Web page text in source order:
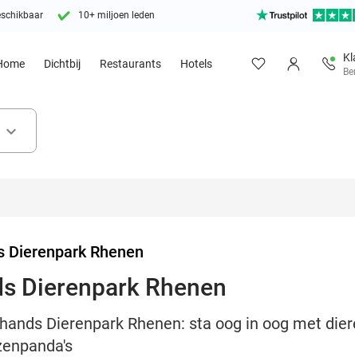
10+ miljoen leden
Dichtbij Restaurants Hotels
keyboard_arrow_down
Dierenpark Rhenen
Dierenpark Rhenen
Dierenpark Rhenen: sta oog in oog met